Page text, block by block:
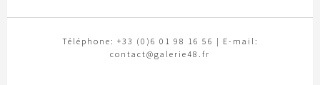
Téléphone: +33 (0)6 01 98 16 56 | E-mail:
contact@galerie48.fr